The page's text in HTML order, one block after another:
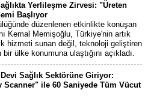
Yerlileşme Zirvesi: "Üreten
Başlıyor
düzenlenen etkinlikte konuşan
Kemal Memişoğlu, Türkiye'nin artık
hizmeti sunan değil, teknoloji geliştiren
ülke konumuna ulaştığını açıkladı.
Sağlık Sektörüne Giriyor:
Scanner" ile 60 Saniyede Tüm Vücut